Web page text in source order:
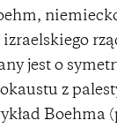
jest o
z
Boehma